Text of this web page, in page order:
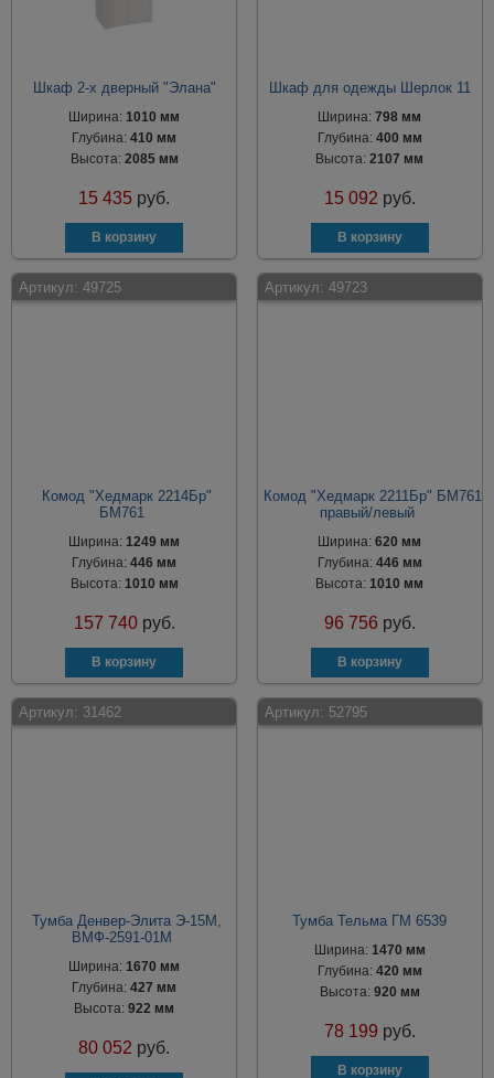
Шкаф 2-х дверный "Элана"
Ширина:1010 мм
Глубина:410 мм
Высота: 2085 мм
15 435 руб.
Шкаф для одежды Шерлок 11
Ширина:798 мм
Глубина: 400 мм
Высота:2107 мм
15 092 руб.
Артикул: 49725
Комод "Хедмарк 2214Бр"
БМ761
Ширина:1249 мм
Глубина:446 мм
Высота: 1010 мм
157 740 руб.
Артикул: 49723
Комод "Хедмарк 2211Бр" БМ761
правый/левый
Ширина:620 мм
Глубина: 446 мм
Высота:1010 мм
96 756 руб.
Артикул: 31462
Тумба Денвер-Элита Э-15М,
ВМФ-2591-01М
Ширина:1670 мм
Глубина:427 мм
Высота:922 мм
80 052 руб.
Артикул: 52795
Тумба Тельма ГМ 6539
Ширина: 1470 мм
Глубина: 420 мм
Высота: 920 мм
78 199 руб.